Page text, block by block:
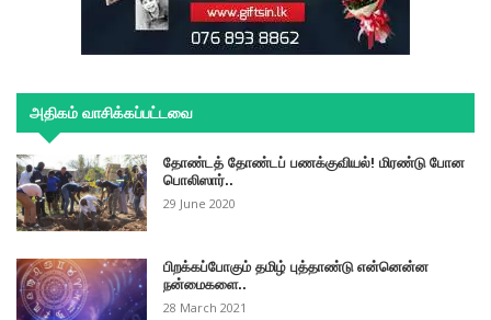
அதிகம் வாசிக்கப்பட்டவை
தோண்டத் தோண்டப் பணக்குவியல்! மிரண்டு போன
பொலிஸார்..
29 June 2020
பிறக்கப்போகும் தமிழ் புத்தாண்டு என்னென்ன
நன்மைகளை..
28 March 2021